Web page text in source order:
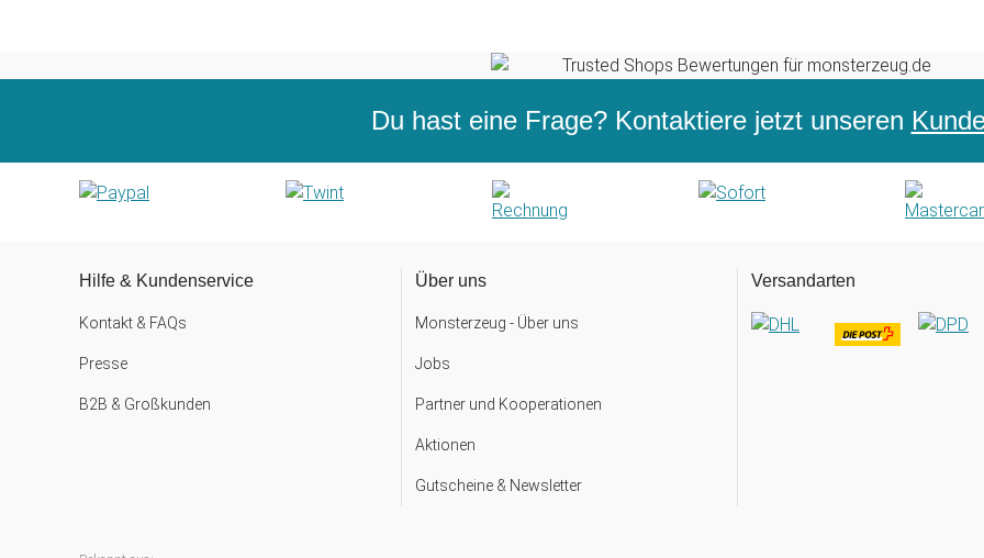
Du hast eine Frage? Kontaktiere jetzt unseren
Hilfe & Kundenservice
Kontakt & FAQs
Presse
B2B & Großkunden
Über uns
Monsterzeug - Über uns
Jobs
Partner und Kooperationen
Aktionen
Gutscheine & Newsletter
Versandarten